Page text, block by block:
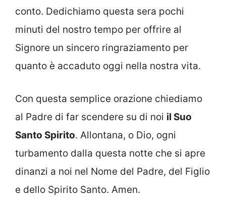
conto. Dedichiamo questa sera pochi
minuti del nostro tempo per offrire al
Signore un sincero ringraziamento per
quanto è accaduto oggi nella nostra vita.
Con questa semplice orazione chiediamo
al Padre di far scendere su di noi il Suo
Santo Spirito. Allontana, o Dio, ogni
turbamento dalla questa notte che si apre
dinanzi a noi nel Nome del Padre, del Figlio
e dello Spirito Santo. Amen.